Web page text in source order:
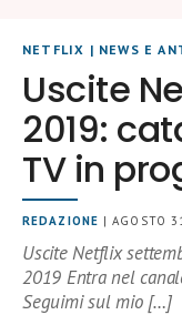
NETFLIX | NEWS E
Uscite
2019:
TV in
REDAZIONE | AGOSTO
Uscite Netflix
2019 Entra nel
Seguimi sul mio […]